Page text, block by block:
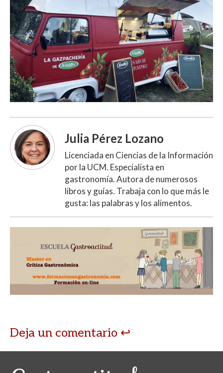
Julia Pérez Lozano
Licenciada en Ciencias de la Información
por la UCM. Especialista en
gastronomía. Autora de numerosos
libros y guías. Trabaja con lo que más le
gusta: las palabras y los alimentos.
Deja un comentario